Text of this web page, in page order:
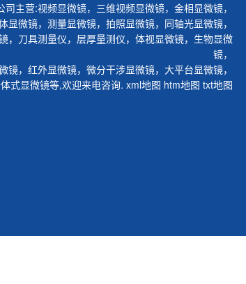
司主营:视频显微镜， 三维视频显微镜， 金相显微镜，
显微镜， 测量显微镜， 拍照显微镜， 同轴光显微镜，
， 刀具测量仪， 层厚量测仪， 体视显微镜， 生物显微
镜，
镜， 红外显微镜， 微分干涉显微镜， 大平台显微镜，
式显微镜等,欢迎来电咨询. xml地图 htm地图 txt地图